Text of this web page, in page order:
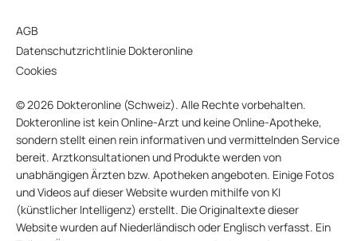
AGB
Datenschutzrichtlinie Dokteronline
Cookies
© 2026 Dokteronline (Schweiz). Alle Rechte vorbehalten.
Dokteronline ist kein Online-Arzt und keine Online-Apotheke,
sondern stellt einen rein informativen und vermittelnden Service
bereit. Arztkonsultationen und Produkte werden von
unabhängigen Ärzten bzw. Apotheken angeboten. Einige Fotos
und Videos auf dieser Website wurden mithilfe von KI
(künstlicher Intelligenz) erstellt. Die Originaltexte dieser
Website wurden auf Niederländisch oder Englisch verfasst. Ein